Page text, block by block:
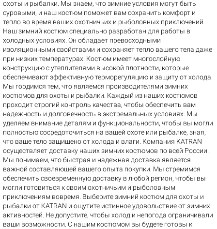
охоты и рыбалки. Мы знаем, что зимние условия могут быть
суровыми, и наш костюм поможет вам сохранить комфорт и
тепло во время ваших охотничьих и рыболовных приключений.
Наш зимний костюм специально разработан для работы в
холодных условиях. Он обладает превосходными
изоляционными свойствами и сохраняет тепло вашего тела даже
при низких температурах. Костюм имеет многослойную
конструкцию с утеплителями высокой плотности, которые
обеспечивают эффективную терморегуляцию и защиту от холода.
Мы гордимся тем, что являемся производителями зимних
костюмов для охоты и рыбалки. Каждый из наших костюмов
проходит строгий контроль качества, чтобы обеспечить вам
надежность и долговечность в экстремальных условиях. Мы
уделяем внимание деталям и функциональности, чтобы вы могли
полностью сосредоточиться на вашей охоте или рыбалке, зная,
что ваше тело защищено от холода и влаги. Компания KATRAN
осуществляет доставку наших зимних костюмов по всей России.
Мы понимаем, что быстрая и надежная доставка является
важной составляющей вашего опыта покупки. Мы стремимся
обеспечить своевременную доставку в любой регион, чтобы вы
могли готовиться к своим охотничьим и рыболовным
приключениям вовремя. Выберите зимний костюм для охоты и
рыбалки от KATRAN и ощутите истинное удовольствие от зимних
активностей. Не допустите, чтобы холод и непогода ограничивали
ваши возможности. С нашим костюмом вы будете готовы к